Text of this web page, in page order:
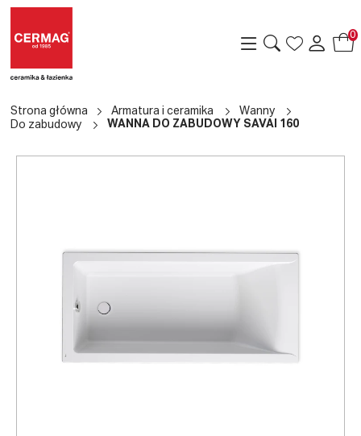
0
Strona główna Armatura i ceramika
Wanny
Do zabudowy
WANNA DO ZABUDOWY SAVAI 160